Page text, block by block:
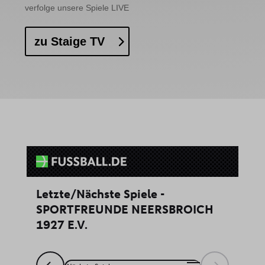
verfolge unsere Spiele LIVE
zu Staige TV
et-saved-post*